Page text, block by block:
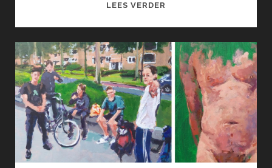
LEES VERDER
JAAR
!
(APRIL)